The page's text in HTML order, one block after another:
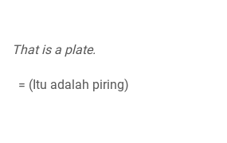
That is a plate.
= (Itu adalah piring)